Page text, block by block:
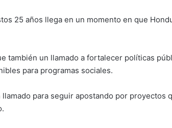
25 años llega en un momento en que
también un llamado a fortalecer políticas
para programas sociales.
para seguir apostando por proyectos